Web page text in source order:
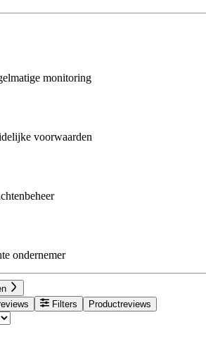
monitoring
voorwaarden
ondernemer
Filters Productreviews